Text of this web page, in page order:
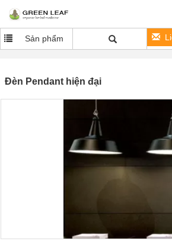
Sản phẩm
Đèn Pendant hiện đại